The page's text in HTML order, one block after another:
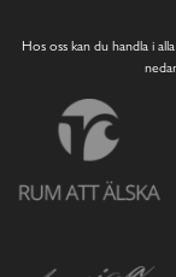
Hos oss kan du handla i